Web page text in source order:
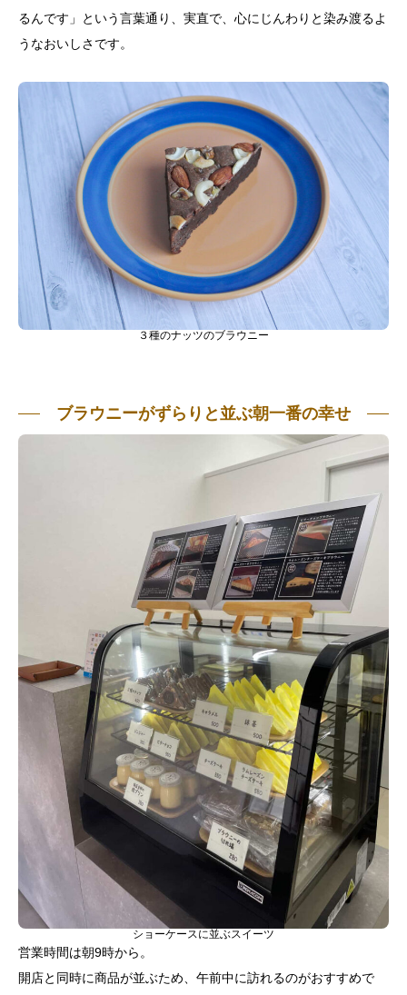
るんです」という言葉通り、実直で、心にじんわりと染み渡るよ
うなおいしさです。
３種のナッツのブラウニー
ブラウニーがずらりと並ぶ朝一番の幸せ
ショーケースに並ぶスイーツ
営業時間は朝9時から。
開店と同時に商品が並ぶため、午前中に訪れるのがおすすめで